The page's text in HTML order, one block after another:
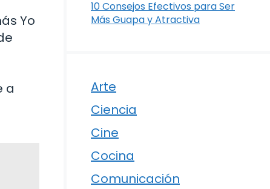
Yo
a
10 Consejos Efectivos para Ser
Más Guapa y Atractiva
Arte
Ciencia
Cine
Cocina
Comunicación